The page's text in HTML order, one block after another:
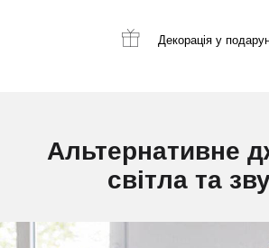
Декорація у
Альтернативне
світла та